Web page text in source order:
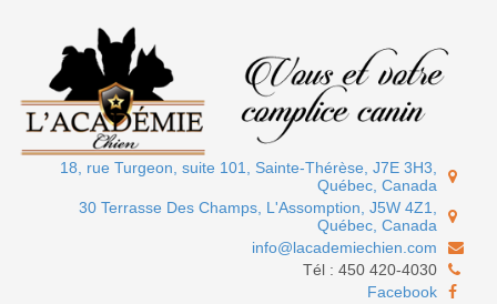
18, rue Turgeon, suite 101, Sainte-Thérèse, J7E 3H3,
Québec, Canada
30 Terrasse Des Champs, L'Assomption, J5W 4Z1,
Québec, Canada
info@lacademiechien.com
Tél : 450 420-4030
Facebook